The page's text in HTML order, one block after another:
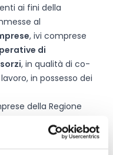
ai fini della
al
, ivi comprese
di
, in qualità di co-
in possesso dei
della Regione
risultare